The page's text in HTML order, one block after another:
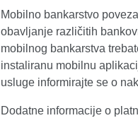
Mobilno bankarstvo
obavljanje različitih
mobilnog bankarstva
instaliranu mobilnu
usluge informirajte se o
Dodatne informacije o